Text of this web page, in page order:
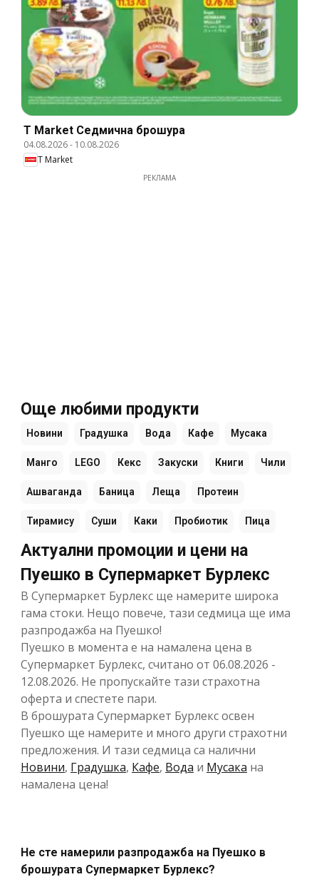
T Market Cедмична брошура
04.08.2026- 10.08.2026
T Market
РЕКЛАМА
Още любими продукти
Новини Градушка Вода Кафе Мусака
Манго LEGO Кекс Закуски Книги Чили
Ашваганда Баница Леща Протеин
Тирамису Суши Каки Пробиотик Пица
Актуални промоции и цени на
Пуешко в Супермаркет Бурлекс
В Супермаркет Бурлекс ще намерите широка
гама стоки. Нещо повече, тази седмица ще има
разпродажба на Пуешко!
Пуешко в момента е на намалена цена в
Супермаркет Бурлекс, считано от 06.08.2026 -
12.08.2026. Не пропускайте тази страхотна
оферта и спестете пари.
В брошурата Супермаркет Бурлекс освен
Пуешко ще намерите и много други страхотни
предложения. И тази седмица са налични
Новини, Градушка, Кафе, Вода и Мусака на
намалена цена!
Не сте намерили разпродажба на Пуешко в
брошурата Супермаркет Бурлекс?